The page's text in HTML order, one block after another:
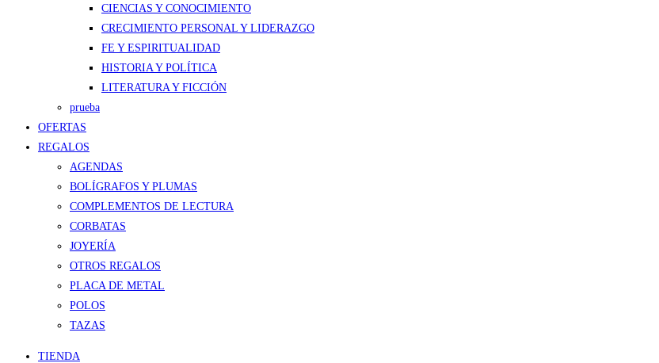
CIENCIAS Y CONOCIMIENTO
CRECIMIENTO PERSONAL Y LIDERAZGO
FE Y ESPIRITUALIDAD
HISTORIA Y POLÍTICA
LITERATURA Y FICCIÓN
prueba
OFERTAS
REGALOS
AGENDAS
BOLÍGRAFOS Y PLUMAS
COMPLEMENTOS DE LECTURA
CORBATAS
JOYERÍA
OTROS REGALOS
PLACA DE METAL
POLOS
TAZAS
TIENDA